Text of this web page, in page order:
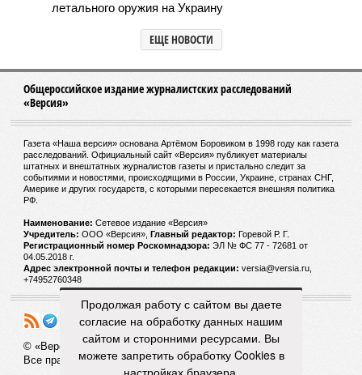
летального оружия на Украину
ЕЩЕ НОВОСТИ
Общероссийское издание журналистских расследований
«Версия»
Газета «Наша версия» основана Артёмом Боровиком в 1998 году как газета
расследований. Официальный сайт «Версия» публикует материалы
штатных и внештатных журналистов газеты и пристально следит за
событиями и новостями, происходящими в России, Украине, странах СНГ,
Америке и других государств, с которыми пересекается внешняя политика
РФ.
Наименование: Cетевое издание «Версия»
Учредитель: ООО «Версия», Главный редактор: Горевой Р. Г.
Регистрационный номер Роскомнадзора: ЭЛ № ФС 77 - 72681 от
04.05.2018 г.
Адрес электронной почты и телефон редакции: versia@versia.ru,
+74952760348
© «Версия» 18+
Все права защищены
Продолжая работу с сайтом вы даете
согласие на обработку данных нашим
сайтом и сторонними ресурсами. Вы
можете запретить обработку Cookies в
настройках браузера.